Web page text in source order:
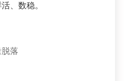
、数稳。
落